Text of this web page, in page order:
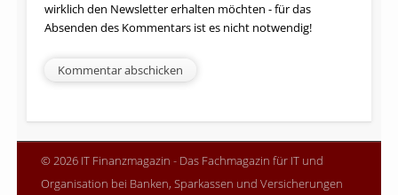
wirklich den Newsletter erhalten möchten - für das
Absenden des Kommentars ist es nicht notwendig!
© 2026 IT Finanzmagazin - Das Fachmagazin für IT und
Organisation bei Banken, Sparkassen und Versicherungen